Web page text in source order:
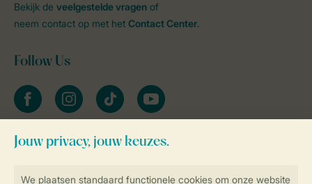
Bekijk de veelgestelde vragen of
neem contact op met het Contact Center.
Follow Us
facebookinstagramtiktok youtube
Blijf op de hoogte